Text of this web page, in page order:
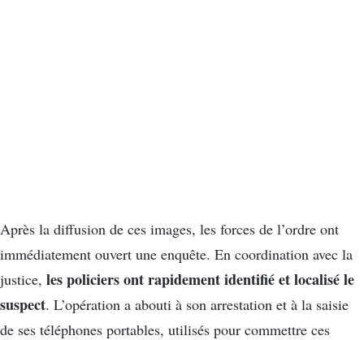
Après la diffusion de ces images, les forces de l’ordre ont
immédiatement ouvert une enquête. En coordination avec la
justice, les policiers ont rapidement identifié et localisé le
suspect. L’opération a abouti à son arrestation et à la saisie
de ses téléphones portables, utilisés pour commettre ces